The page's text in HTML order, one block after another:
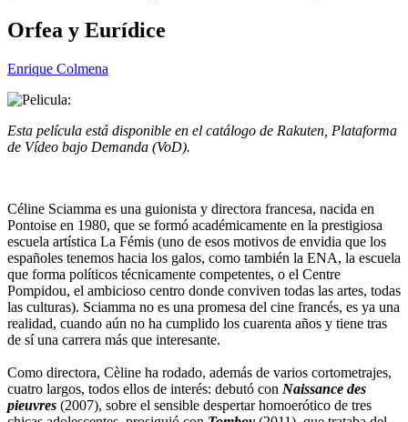
Orfea y Eurídice
Enrique Colmena
Esta película está disponible en el catálogo de Rakuten, Plataforma
de Vídeo bajo Demanda (VoD).
Céline Sciamma es una guionista y directora francesa, nacida en
Pontoise en 1980, que se formó académicamente en la prestigiosa
escuela artística La Fémis (uno de esos motivos de envidia que los
españoles tenemos hacia los galos, como también la ENA, la escuela
que forma políticos técnicamente competentes, o el Centre
Pompidou, el ambicioso centro donde conviven todas las artes, todas
las culturas). Sciamma no es una promesa del cine francés, es ya una
realidad, cuando aún no ha cumplido los cuarenta años y tiene tras
de sí una carrera más que interesante.
Como directora, Cèline ha rodado, además de varios cortometrajes,
cuatro largos, todos ellos de interés: debutó con Naissance des
pieuvres (2007), sobre el sensible despertar homoerótico de tres